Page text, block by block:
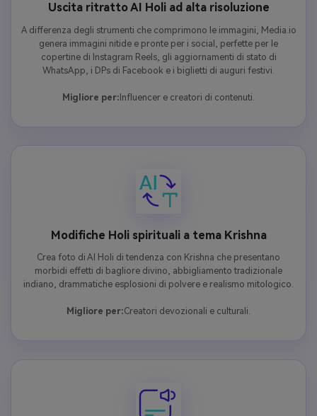
Uscita ritratto AI Holi ad alta risoluzione
A differenza degli strumenti che comprimono le immagini, Media.io
genera immagini nitide e pronte per i social, perfette per le
copertine di Instagram Reels, gli aggiornamenti di stato di
WhatsApp, i DPs di Facebook e i biglietti di auguri festivi.
Migliore per: Influencer e creatori di contenuti.
Modifiche Holi spirituali a tema Krishna
Crea foto di AI Holi di tendenza con Krishna che presentano
morbidi effetti di bagliore divino, abbigliamento tradizionale
indiano, drammatiche esplosioni di polvere e realismo mitologico.
Migliore per:Creatori devozionali e culturali.